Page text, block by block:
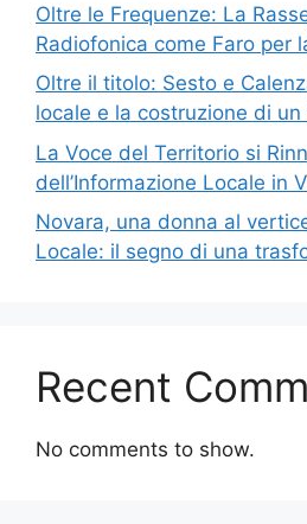
Oltre le Frequenze: La
Radiofonica come Faro per
Oltre il titolo: Sesto e
locale e la costruzione di
La Voce del Territorio si
dell’Informazione Locale in
Novara, una donna al
Locale: il segno di una
Recent
No comments to show.